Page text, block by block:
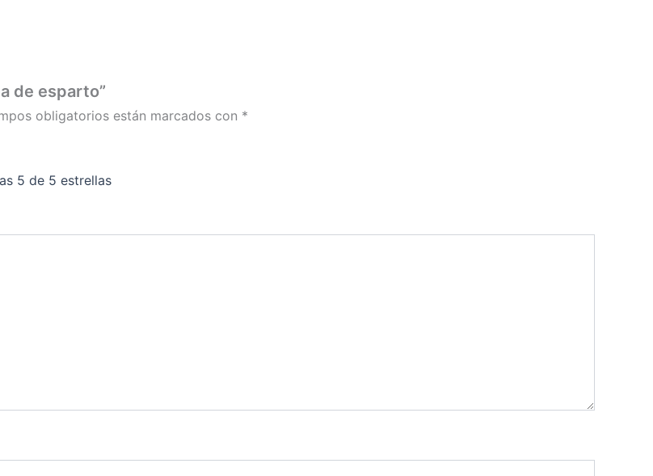
de esparto”
obligatorios están marcados con *
5 de 5 estrellas